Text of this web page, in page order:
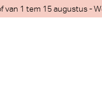
van 1 tem 15 augustus -